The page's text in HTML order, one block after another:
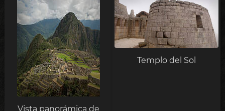
Vista panorámica de
Templo del Sol